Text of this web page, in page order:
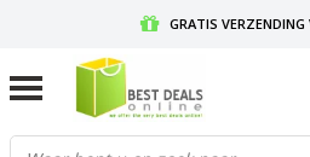
GRATIS VERZENDING
GRATIS RETOURNEREN EN 30